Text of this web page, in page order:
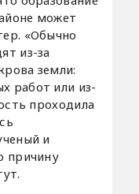
может
«Обычно
из-за
земли:
работ или из-
проходила
и
причину